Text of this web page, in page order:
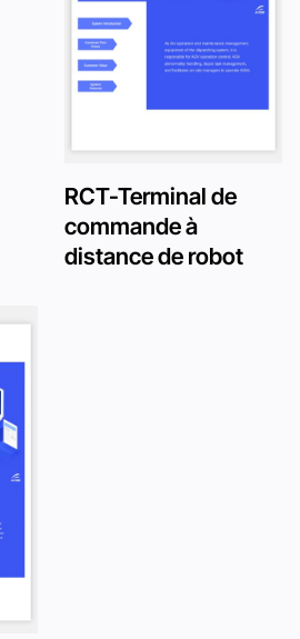
RCT-Terminal de
commande à
distance de robot